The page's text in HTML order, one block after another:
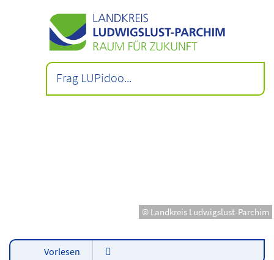
© Landkreis Ludwigslust-Parchim
Vorlesen